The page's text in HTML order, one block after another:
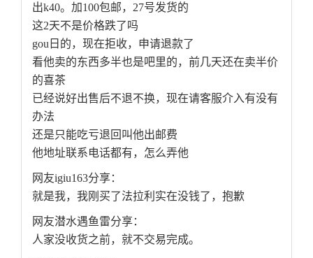
出k40。加100包邮，27号发货的
这2天不是价格跌了吗
gou日的，现在拒收，申请退款了
看他卖的东西多半也是吧里的，前几天还在卖半价
的喜茶
已经说好出售后不退不换，现在请客服介入有没有
办法
还是只能吃亏退回叫他出邮费
他地址联系电话都有，怎么弄他
网友igiu163分享：
就是我，我刚买了法拉利实在没钱了，抱歉
网友潜水遇鱼雷分享：
人家没收货之前，就不交易完成。